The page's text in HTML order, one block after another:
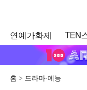
연예가화제 TEN
홈 드라마·예능